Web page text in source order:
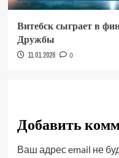
Витебск сыграет в
Дружбы
11.01.2026 0
Добавить
Ваш адрес email не